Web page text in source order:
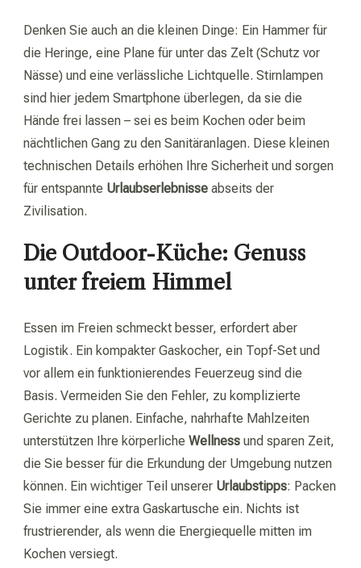
Denken Sie auch an die kleinen Dinge: Ein Hammer für
die Heringe, eine Plane für unter das Zelt (Schutz vor
Nässe) und eine verlässliche Lichtquelle. Stirnlampen
sind hier jedem Smartphone überlegen, da sie die
Hände frei lassen – sei es beim Kochen oder beim
nächtlichen Gang zu den Sanitäranlagen. Diese kleinen
technischen Details erhöhen Ihre Sicherheit und sorgen
für entspannte Urlaubserlebnisse abseits der
Zivilisation.
Die Outdoor-Küche: Genuss
unter freiem Himmel
Essen im Freien schmeckt besser, erfordert aber
Logistik. Ein kompakter Gaskocher, ein Topf-Set und
vor allem ein funktionierendes Feuerzeug sind die
Basis. Vermeiden Sie den Fehler, zu komplizierte
Gerichte zu planen. Einfache, nahrhafte Mahlzeiten
unterstützen Ihre körperliche Wellness und sparen Zeit,
die Sie besser für die Erkundung der Umgebung nutzen
können. Ein wichtiger Teil unserer Urlaubstipps: Packen
Sie immer eine extra Gaskartusche ein. Nichts ist
frustrierender, als wenn die Energiequelle mitten im
Kochen versiegt.